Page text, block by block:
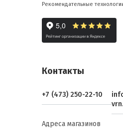
Рекомендательные
Контакты
+7 (473) 250-22-10
Адреса магазинов